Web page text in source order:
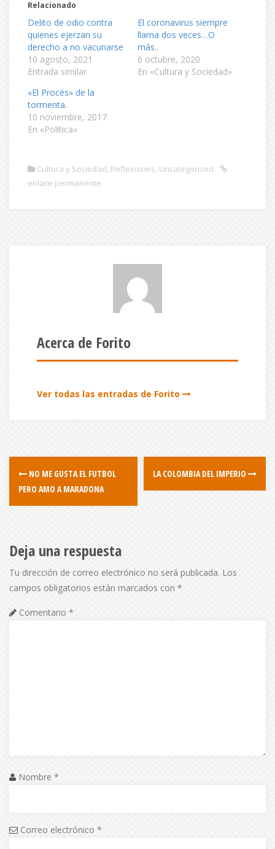
Relacionado
Delito de odio contra
quienes ejerzan su
derecho a no vacunarse
10 agosto, 2021
Entrada similar
El coronavirus siempre
llama dos veces…O
más..
6 octubre, 2020
En «Cultura y Sociedad»
«El Procés» de la
tormenta.
10 noviembre, 2017
En «Política»
Cultura y Sociedad, Reflexiones, Uncategorized
enlace permanente
Acerca de Forito
Ver todas las entradas de Forito
NO ME GUSTA EL FUTBOL
PERO AMO A MARADONA
LA COLOMBIA DEL IMPERIO
Deja una respuesta
Tu dirección de correo electrónico no será publicada. Los
campos obligatorios están marcados con *
Comentario *
Nombre *
Correo electrónico *